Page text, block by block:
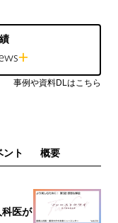
事例や資料DLはこちら
ント 概要
科医が